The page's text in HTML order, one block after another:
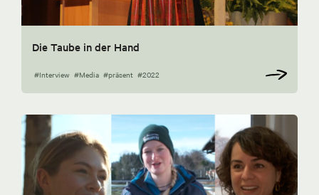
Die Taube in der Hand
#Interview #Media #präsent #2022